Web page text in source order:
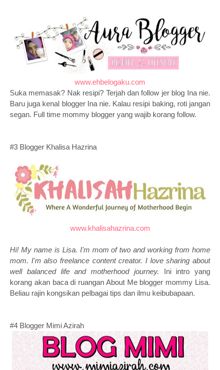
www.ehbelogaku.com
Suka memasak? Nak resipi? Terjah dan follow jer blog Ina nie.
Baru juga kenal blogger Ina nie. Kalau resipi baking, roti jangan
segan. Full time mommy blogger yang wajib korang follow.
#3 Blogger Khalisa Hazrina
www.khalisahazrina.com
Hi! My name is Lisa. I'm mom of two and working from home
mom. I'm also freelance content creator. I love sharing about
well balanced life and motherhood journey. Ini intro yang
korang akan baca di ruangan About Me blogger mommy Lisa.
Beliau rajin kongsikan pelbagai tips dan ilmu keibubapaan.
#4 Blogger Mimi Azirah